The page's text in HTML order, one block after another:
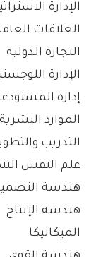
الإدارة
العلاقات
التجارة الدولية
الإدارة
إدارة
الموارد البشرية
التدريب
علم النفس
هندسة
هندسة الإنتاج
الميكانيكا